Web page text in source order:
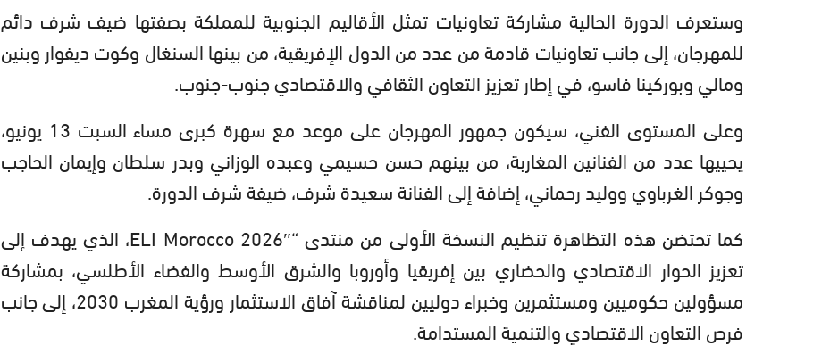
وستعرف الدورة الحالية مشاركة تعاونيات تمثل الأقاليم الجنوبية للمملكة بصفتها ضيف شرف دائم
للمهرجان، إلى جانب تعاونيات قادمة من عدد من الدول الإفريقية، من بينها السنغال وكوت ديفوار وبنين
ومالي وبوركينا فاسو، في إطار تعزيز التعاون الثقافي والاقتصادي جنوب-جنوب.
وعلى المستوى الفني، سيكون جمهور المهرجان على موعد مع سهرة كبرى مساء السبت 13 يونيو،
يحييها عدد من الفنانين المغاربة، من بينهم حسن حسيمي وعبده الوزاني وبدر سلطان وإيمان الحاجب
وجوكر الغرباوي ووليد رحماني، إضافة إلى الفنانة سعيدة شرف، ضيفة شرف الدورة.
كما تحتضن هذه التظاهرة تنظيم النسخة الأولى من منتدى “ELI Morocco 2026″، الذي يهدف إلى
تعزيز الحوار الاقتصادي والحضاري بين إفريقيا وأوروبا والشرق الأوسط والفضاء الأطلسي، بمشاركة
مسؤولين حكوميين ومستثمرين وخبراء دوليين لمناقشة آفاق الاستثمار ورؤية المغرب 2030، إلى جانب
فرص التعاون الاقتصادي والتنمية المستدامة.